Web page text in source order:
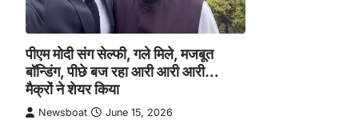
पीएम मोदी संग सेल्फी, गले मिले, मजबूत
बॉन्डिंग, पीछे बज रहा आरी आरी आरी…
मैक्रों ने शेयर किया
Newsboat June 15, 2026